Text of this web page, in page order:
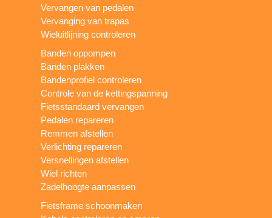
Vervangen van pedalen
Vervanging van trapas
Wieluitlijning controleren
Banden oppompen
Banden plakken
Bandenprofiel controleren
Controle van de kettingspanning
Fietsstandaard vervangen
Pedalen repareren
Remmen afstellen
Verlichting repareren
Versnellingen afstellen
Wiel richten
Zadelhoogte aanpassen
Fietsframe schoonmaken